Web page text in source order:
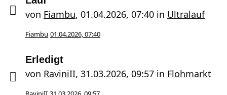
von Fiambu, 01.04.2026, 07:40 in Ultralauf
Fiambu 01.04.2026, 07:40
Erledigt
von RaviniII, 31.03.2026, 09:57 in Flohmarkt